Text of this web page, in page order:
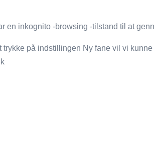
en inkognito -browsing -tilstand til at
trykke på indstillingen Ny fane vil vi